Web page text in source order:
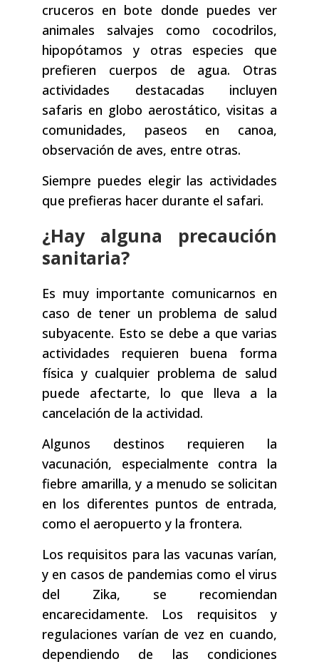
cruceros en bote donde puedes ver
animales salvajes como cocodrilos,
hipopótamos y otras especies que
prefieren cuerpos de agua. Otras
actividades destacadas incluyen
safaris en globo aerostático, visitas a
comunidades, paseos en canoa,
observación de aves, entre otras.
Siempre puedes elegir las actividades
que prefieras hacer durante el safari.
¿Hay alguna precaución
sanitaria?
Es muy importante comunicarnos en
caso de tener un problema de salud
subyacente. Esto se debe a que varias
actividades requieren buena forma
física y cualquier problema de salud
puede afectarte, lo que lleva a la
cancelación de la actividad.
Algunos destinos requieren la
vacunación, especialmente contra la
fiebre amarilla, y a menudo se solicitan
en los diferentes puntos de entrada,
como el aeropuerto y la frontera.
Los requisitos para las vacunas varían,
y en casos de pandemias como el virus
del Zika, se recomiendan
encarecidamente. Los requisitos y
regulaciones varían de vez en cuando,
dependiendo de las condiciones